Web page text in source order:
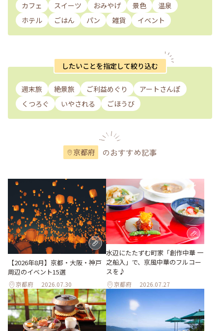
カフェ スイーツ おみやげ 景色
温泉
ホテル
ごはん パン 雑貨 イベント
したいことを指定して絞り込む
週末旅 絶景旅 ご利益めぐり
アートさんぽ
くつろぐ
いやされる ごほうび
京都府 のおすすめ記事
【2026年8月】京都・大阪・神戸
周辺のイベント15選
京都府 2026.07.30
水辺にたたずむ町家「創作中華 一
之船入」で、京風中華のフルコー
スを♪
京都府 2026.07.27